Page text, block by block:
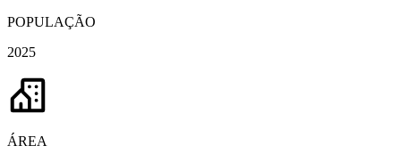
POPULAÇÃO
2025
ÁREA